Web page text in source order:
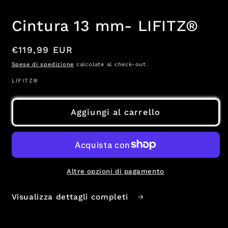
in
finestra
Cintura 13 mm- LIFITZ®
Prezzo
di
€119,99 EUR
Spese di spedizione calcolate al check-out.
LIFITZ®
Aggiungi al carrello
Altre opzioni di pagamento
Visualizza dettagli completi